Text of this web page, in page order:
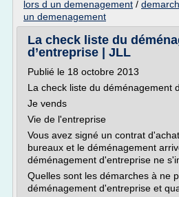
lors d un demenagement /
un demenagement
La check liste du
d’entreprise | JLL
Publié le 18 octobre 2013
La check liste du déménagement
Je vends
Vie de l'entreprise
Vous avez signé un contrat
bureaux et le déménagement
déménagement d'entreprise ne
Quelles sont les démarches à ne
déménagement d'entreprise et